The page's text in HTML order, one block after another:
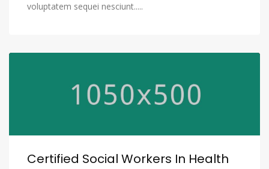
voluptatem sequei nesciunt.....
Certified Social Workers In Health